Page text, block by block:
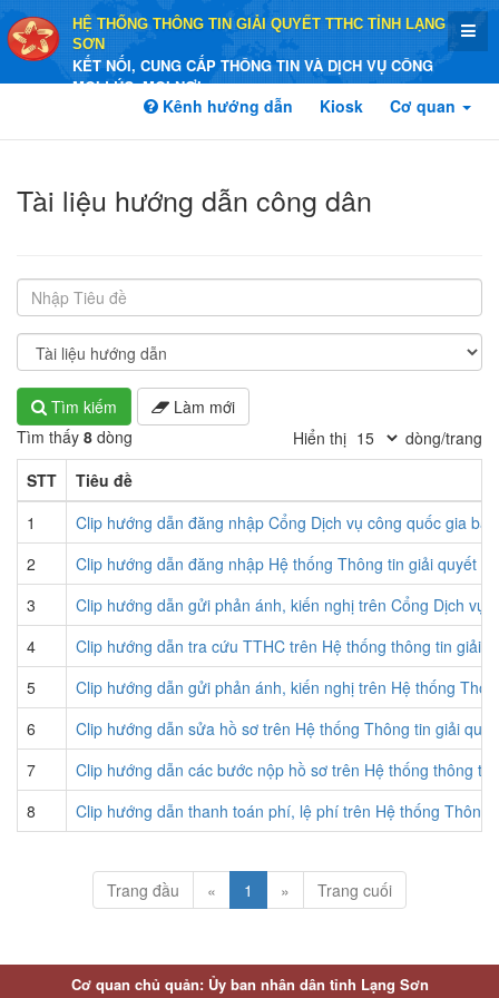
HỆ THỐNG THÔNG TIN GIẢI QUYẾT TTHC TỈNH LẠNG
SƠN
KẾT NỐI, CUNG CẤP THÔNG TIN VÀ DỊCH VỤ CÔNG
MỌI LÚC, MỌI NƠI
Kênh hướng dẫn Kiosk Cơ quan
Tài liệu hướng dẫn công dân
v7.10.21
Tìm kiếm
Làm mới
Tìm thấy 8 dòng Hiển thị
dòng/trang
STT
Tiêu đề
1
Clip hướng dẫn đăng nhập Cổng Dịch vụ công quốc gia
2
Clip hướng dẫn đăng nhập Hệ thống Thông tin giải quyết
3
Clip hướng dẫn gửi phản ánh, kiến nghị trên Cổng Dịch vụ
4
Clip hướng dẫn tra cứu TTHC trên Hệ thống thông tin giải
5
Clip hướng dẫn gửi phản ánh, kiến nghị trên Hệ thống
6
Clip hướng dẫn sửa hồ sơ trên Hệ thống Thông tin giải
7
Clip hướng dẫn các bước nộp hồ sơ trên Hệ thống thông
8
Clip hướng dẫn thanh toán phí, lệ phí trên Hệ thống Thông
Trang đầu « 1 » Trang cuối
Cơ quan chủ quản: Ủy ban nhân dân tỉnh Lạng Sơn